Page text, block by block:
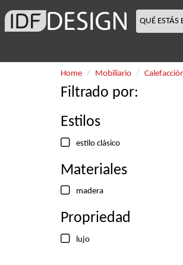
QUÉ ESTÁS
Home Mobiliario
Filtrado por:
Estilos
estilo clásico
Materiales
madera
Propriedad
lujo